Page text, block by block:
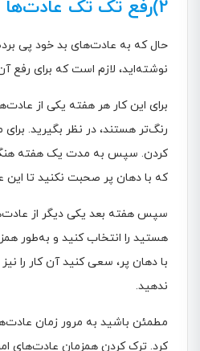
2)رفع تک تک عادت‌ها
حال که به عادت‌های بد خود پی
نوشته‌اید، لازم است که برای رفع
برای این کار هر هفته یکی از
رنگ‌تر هستند، در نظر بگیرید.
کردن. سپس به مدت یک هفته
که با دهان پر صحبت نکنید تا این
سپس هفته بعد یکی دیگر از
هستید را انتخاب کنید و به‌طور
با دهان پر، سعی کنید آن کار را
ندهید.
مطمئن باشید به مرور زمان
کرد. ترک کردن همزمان عادت‌های